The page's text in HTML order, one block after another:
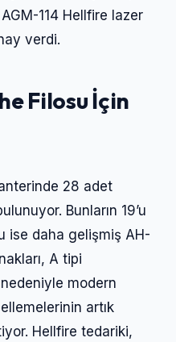
114 Hellfire lazer
verdi.
Filosu İçin
28 adet
Bunların 19’u
ise daha gelişmiş AH-
A tipi
modern
artık
Hellfire tedariki,